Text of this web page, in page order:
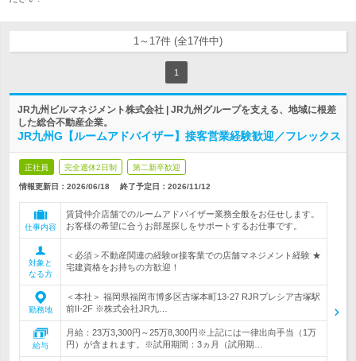
1～17件 (全17件中)
1
JR九州ビルマネジメント株式会社 | JR九州グループを支える、地域に根差
した総合不動産企業。
JR九州G【ルームアドバイザー】接客営業経験歓迎／フレックス
正社員 完全週休2日制 第二新卒歓迎
情報更新日：2026/06/18 終了予定日： 2026/11/12
仕事内容
賃貸仲介店舗でのルームアドバイザー業務全般をお任せします。
お客様の希望に合うお部屋探しをサポートするお仕事です。
対象と
なる方
＜必須＞不動産関連の経験or接客業での店舗マネジメント経験 ★
宅建資格をお持ちの方歓迎！
勤務地
＜本社＞ 福岡県福岡市博多区吉塚本町13-27 RJRプレシア吉塚駅
前II-2F ※株式会社JR九…
給与
月給：23万3,300円～25万8,300円※上記には一律出向手当（1万
円）が含まれます。※試用期間：3ヵ月（試用期…